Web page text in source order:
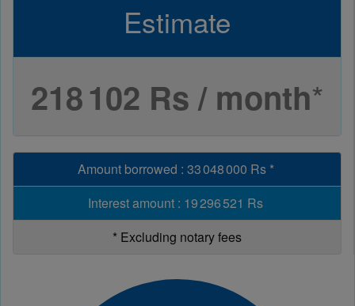
Estimate
218 102 Rs / month*
Amount borrowed : 33 048 000 Rs*
Interest amount : 19 296 521 Rs
* Excluding notary fees